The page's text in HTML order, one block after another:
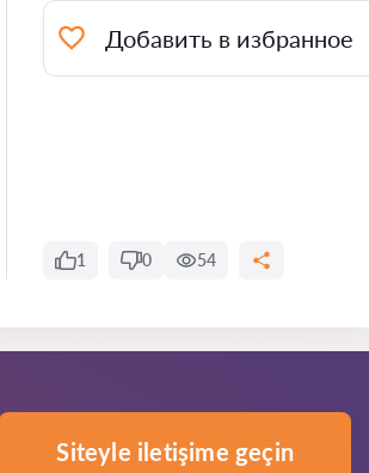
Добавить в избранное
1 0 54
Siteyle iletişime geçin